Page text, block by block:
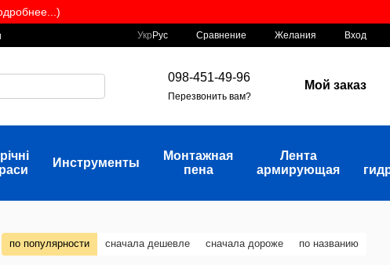
Укр Рус Сравнение Желания Вход
098-451-49-96
Перезвонить вам?
Мой заказ
Инструменты
Монтажная
пена
Лента
армирующая
по популярности сначала дешевле сначала дороже по названию